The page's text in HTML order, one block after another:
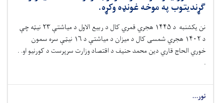
ګړندیتوب په موخه غونډه وکړه.
نن یکشنبه
د ۱۴۴۵ هجري قمري کال د ربیع الاول د میاشتې ۲۳ نیټه چې
د ۱۴۰۲ هجري شمسی کال د میزان د میاشتې د ۱۶ نیټې سره سمون
خوري الحاج قاري دین محمد حنیف د اقتصاد وزارت سرپرست د کورنیو او. .
.
نور...